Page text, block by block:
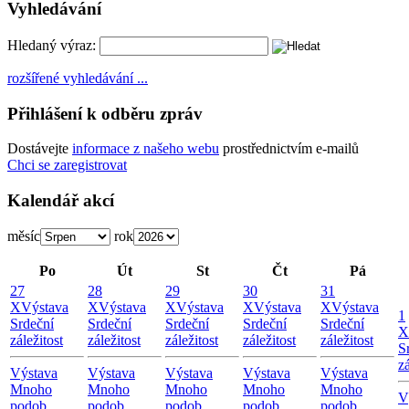
Vyhledávání
Hledaný výraz:
rozšířené vyhledávání ...
Přihlášení k odběru zpráv
Dostávejte informace z našeho webu prostřednictvím e-mailů
Chci se zaregistrovat
Kalendář akcí
měsíc rok
Po Út St Čt
Pá
27
XVýstava
Srdeční
záležitost
Výstava
Mnoho
podob
28
XVýstava
Srdeční
záležitost
Výstava
Mnoho
podob
29
XVýstava
Srdeční
záležitost
Výstava
Mnoho
podob
30
XVýstava
Srdeční
záležitost
Výstava
Mnoho
podob
31
XVýstava
Srdeční
záležitost
Výstava
Mnoho
podob
1
X